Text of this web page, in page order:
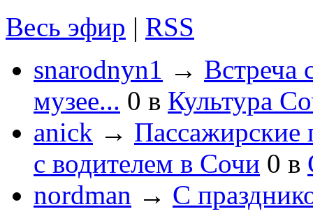
Весь эфир | RSS
snarodnyn1 → Встреча
музее... 0 в Культура
anick → Пассажирские
с водителем в Сочи 0 в
nordman → С